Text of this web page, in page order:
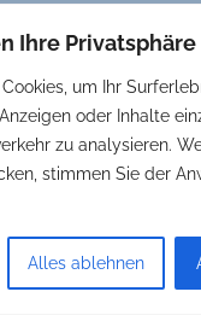
Ihre Privatsphäre
um Ihr
oder Inhalte
zu analysieren.
stimmen Sie der
Alles ablehnen
Kontakt
Theme: Donovan